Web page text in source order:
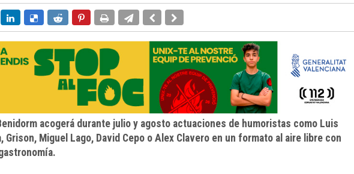
acogerá durante julio y agosto actuaciones de humoristas como Luis
Grison, Miguel Lago, David Cepo o Alex Clavero en un formato al aire libre con